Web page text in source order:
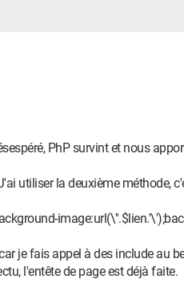
PhP survint et nous
utiliser la deuxième méthode,
je fais appel à des include au
l'entête de page est déjà faite.